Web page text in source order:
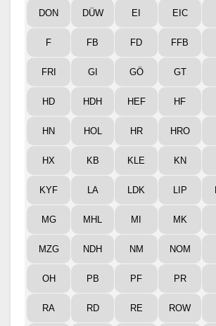
DON DÜW EI EIC
F FB FD FFB
FRI GI GÖ GT
HD HDH HEF HF
HN HOL HR HRO
HX KB KLE KN
KYF LA LDK LIP
MG MHL MI MK
MZG NDH NM NOM
OH PB PF PR
RA RD RE ROW